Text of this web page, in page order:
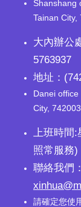
Shanshang
Tainan City,
大內辦公
5763937
地址：
Danei
City,
上班時間:
照常服務)
聯絡我們
請確定您使